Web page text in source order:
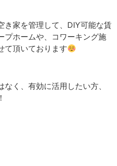
き家を管理して、DIY可能な賃
プホームや、コワーキング施
て頂いております
く、有効に活用したい方、